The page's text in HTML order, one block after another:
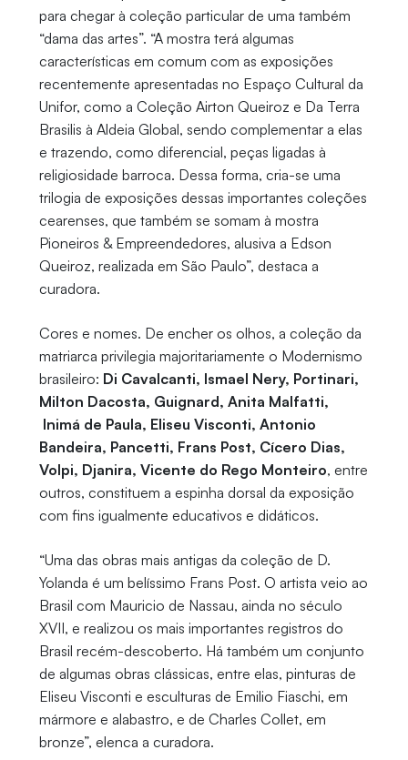
para chegar à coleção particular de uma também
“dama das artes”. “A mostra terá algumas
características em comum com as exposições
recentemente apresentadas no Espaço Cultural da
Unifor, como a Coleção Airton Queiroz e Da Terra
Brasilis à Aldeia Global, sendo complementar a elas
e trazendo, como diferencial, peças ligadas à
religiosidade barroca. Dessa forma, cria-se uma
trilogia de exposições dessas importantes coleções
cearenses, que também se somam à mostra
Pioneiros & Empreendedores, alusiva a Edson
Queiroz, realizada em São Paulo”, destaca a
curadora.
Cores e nomes. De encher os olhos, a coleção da
matriarca privilegia majoritariamente o Modernismo
brasileiro: Di Cavalcanti, Ismael Nery, Portinari,
Milton Dacosta, Guignard, Anita Malfatti,
Inimá de Paula, Eliseu Visconti, Antonio
Bandeira, Pancetti, Frans Post, Cícero Dias,
Volpi, Djanira, Vicente do Rego Monteiro, entre
outros, constituem a espinha dorsal da exposição
com fins igualmente educativos e didáticos.
“Uma das obras mais antigas da coleção de D.
Yolanda é um belíssimo Frans Post. O artista veio ao
Brasil com Mauricio de Nassau, ainda no século
XVII, e realizou os mais importantes registros do
Brasil recém-descoberto. Há também um conjunto
de algumas obras clássicas, entre elas, pinturas de
Eliseu Visconti e esculturas de Emilio Fiaschi, em
mármore e alabastro, e de Charles Collet, em
bronze”, elenca a curadora.